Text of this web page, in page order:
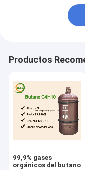
Productos
99,9% gases
orgánicos del butano